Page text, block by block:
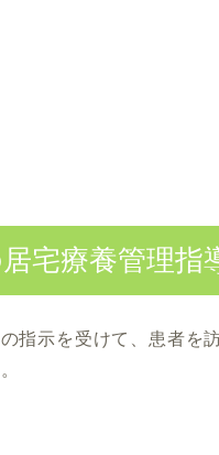
宅療養管理指
指示を受けて、患者を